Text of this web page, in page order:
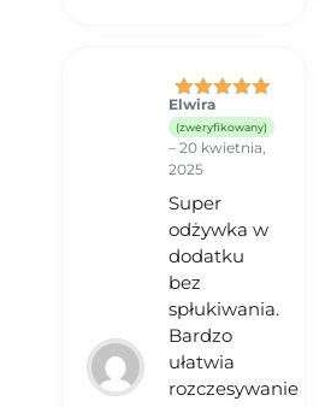
Oceniono
na 5
Elwira
(zweryfikowany)
– 20 kwietnia,
2025
Super
odżywka w
dodatku
bez
spłukiwania.
Bardzo
ułatwia
rozczesywanie